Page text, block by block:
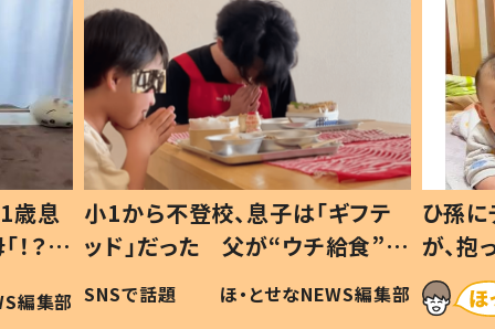
歳息
？」
編集部
小1から不登校、息子は「ギフテ
ッド」だった 父が“ウチ給食”を
作り続ける理由とは #令和の親
#令和の子
SNSで話題 ほ・とせなNEWS編集部
ひ孫
が、
「涙が
い」